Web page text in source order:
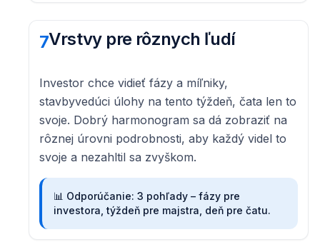
7Vrstvy pre rôznych ľudí
Investor chce vidieť fázy a míľniky,
stavbyvedúci úlohy na tento týždeň, čata len to
svoje. Dobrý harmonogram sa dá zobraziť na
rôznej úrovni podrobnosti, aby každý videl to
svoje a nezahltil sa zvyškom.
📊 Odporúčanie: 3 pohľady – fázy pre
investora, týždeň pre majstra, deň pre čatu.